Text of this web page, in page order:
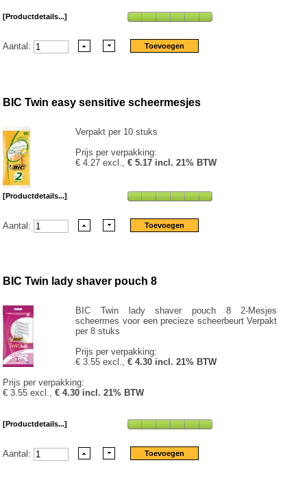
[Productdetails...]
Aantal:
BIC Twin easy sensitive scheermesjes
Verpakt per 10 stuks
Prijs per verpakking:
€ 4.27 excl.,€ 5.17 incl. 21% BTW
[Productdetails...]
Aantal:
BIC Twin lady shaver pouch 8
BIC Twin lady shaver pouch 8 2-Mesjes
scheermes voor een precieze scheerbeurt Verpakt
per 8 stuks
Prijs per verpakking:
€ 3.55 excl.,€ 4.30 incl. 21% BTW
Prijs per verpakking:
€ 3.55 excl.,€ 4.30 incl. 21% BTW
[Productdetails...]
Aantal: